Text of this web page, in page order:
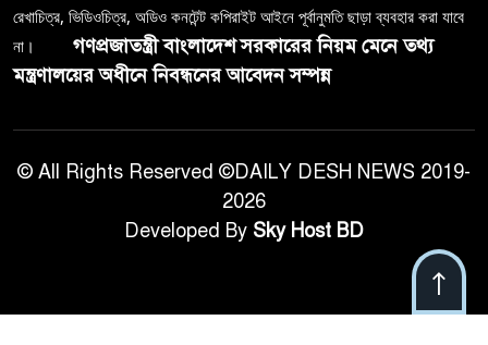
রেখাচিত্র, ভিডিওচিত্র, অডিও কনটেন্ট কপিরাইট আইনে পূর্বানুমতি ছাড়া ব্যবহার করা যাবে
না।
গণপ্রজাতন্ত্রী বাংলাদেশ সরকারের নিয়ম মেনে তথ্য
মন্ত্রণালয়ের অধীনে নিবন্ধনের আবেদন সম্পন্ন
© All Rights Reserved ©DAILY DESH NEWS 2019-
2026
Developed By Sky Host BD